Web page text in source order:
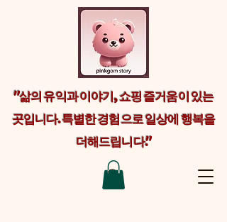
"삶의 유익과 이야기, 쇼핑 즐거움이 있는
곳입니다. 특별한 경험으로 일상에 행복을
더해드립니다."